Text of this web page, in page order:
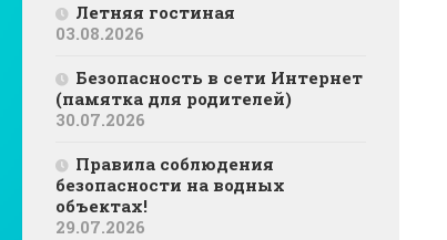
Летняя гостиная
03.08.2026
Безопасность в сети Интернет
(памятка для родителей)
30.07.2026
Правила соблюдения
безопасности на водных
объектах!
29.07.2026